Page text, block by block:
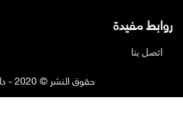
روابط مفيدة
حقوق النشر © 2020 - دليل الكويت